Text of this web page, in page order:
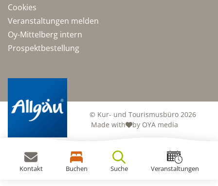
Cookies
Veranstaltungen melden
Oy-Mittelberg intern
Prospektbestellung
© Kur- und Tourismusbüro 2026
Made with
by OYA media
Kontakt Buchen Suche Veranstaltungen